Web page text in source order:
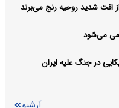
از افت شدید روحیه رنج می‌برند
می‌شود
در جنگ علیه ایران
آرشیو